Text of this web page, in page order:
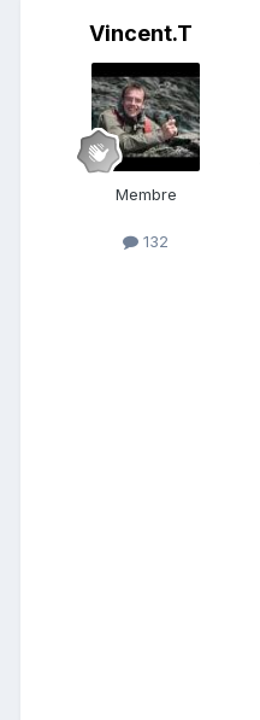
Vincent.T
Membre
132